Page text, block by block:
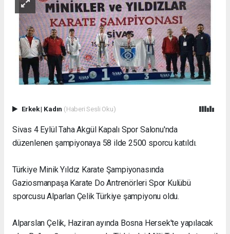
Erkek| Kadın (Haberi Sesli Oku)
Sivas 4 Eylül Taha Akgül Kapalı Spor Salonu'nda
düzenlenen şampiyonaya 58 ilde 2500 sporcu katıldı.
Türkiye Minik Yıldız Karate Şampiyonasında
Gaziosmanpaşa Karate Do Antrenörleri Spor Kulübü
sporcusu Alparlan Çelik Türkiye şampiyonu oldu.
Alparslan Çelik, Haziran ayında Bosna Hersek'te yapılacak